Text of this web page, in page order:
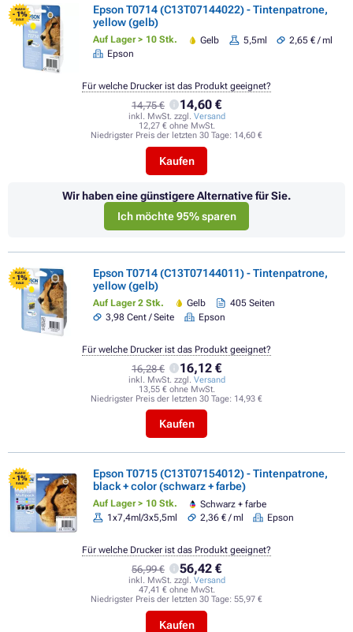
FLASH
- 1%
SALE
Epson T0714 (C13T07144022) - Tintenpatrone,
yellow (gelb)
Auf Lager > 10 Stk. Gelb 5,5ml
2,65 € / ml
Epson
14,75 € 14,60 €
inkl. MwSt. zzgl. Versand
12,27 € ohne MwSt.
Niedrigster Preis der letzten 30 Tage: 14,60 €
Kaufen
Für welche Drucker ist das Produkt geeignet?
Wir haben eine günstigere Alternative für Sie.
Ich möchte 95% sparen
FLASH
- 1%
SALE
Epson T0714 (C13T07144011) - Tintenpatrone,
yellow (gelb)
Auf Lager 2 Stk. Gelb
405 Seiten
3,98 Cent / Seite
Epson
16,28 € 16,12 €
inkl. MwSt. zzgl. Versand
13,55 € ohne MwSt.
Niedrigster Preis der letzten 30 Tage: 14,93 €
Kaufen
Für welche Drucker ist das Produkt geeignet?
FLASH
- 1%
SALE
Epson T0715 (C13T07154012) - Tintenpatrone,
black + color (schwarz + farbe)
Auf Lager > 10 Stk.
Schwarz + farbe
1x7,4ml/3x5,5ml
2,36 € / ml Epson
56,99 € 56,42 €
inkl. MwSt. zzgl. Versand
47,41 € ohne MwSt.
Niedrigster Preis der letzten 30 Tage: 55,97 €
Kaufen
Für welche Drucker ist das Produkt geeignet?